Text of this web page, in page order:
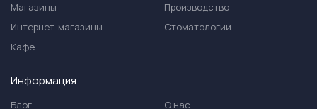
Магазины
Интернет-магазины
Кафе
Производство
Стоматологии
Информация
Блог
О нас